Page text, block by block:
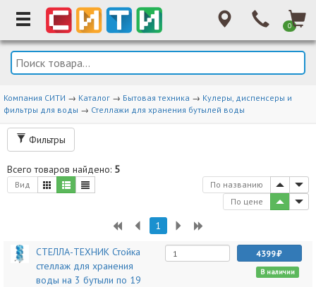
0
Компания СИТИ → Каталог → Бытовая техника → Кулеры, диспенсеры и
фильтры для воды → Стеллажи для хранения бутылей воды
Фильтры
Всего товаров найдено: 5
Вид
По названию
По цене
1
СТЕЛЛА-ТЕХНИК Стойка
стеллаж для хранения
воды на 3 бутыли по 19
4399
В наличии